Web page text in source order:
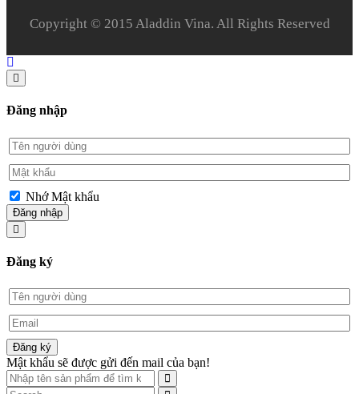
Copyright © 2015 Aladdin Vina. All Rights Reserved
Đăng nhập
Nhớ Mật khẩu
Đăng nhập
Đăng ký
Đăng ký
Mật khẩu sẽ được gửi đến mail của bạn!